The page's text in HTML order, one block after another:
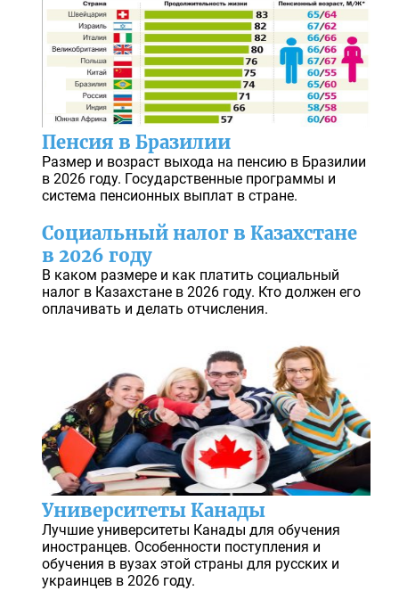
Пенсия в Бразилии
Размер и возраст выхода на пенсию в Бразилии
в 2026 году. Государственные программы и
система пенсионных выплат в стране.
Социальный налог в Казахстане
в 2026 году
В каком размере и как платить социальный
налог в Казахстане в 2026 году. Кто должен его
оплачивать и делать отчисления.
Университеты Канады
Лучшие университеты Канады для обучения
иностранцев. Особенности поступления и
обучения в вузах этой страны для русских и
украинцев в 2026 году.